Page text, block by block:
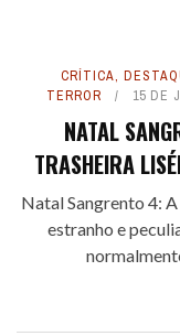
CRÍTICA,
TERROR
15 DE
NATAL
TRASHEIRA
Natal Sangrento 4:
estranho e